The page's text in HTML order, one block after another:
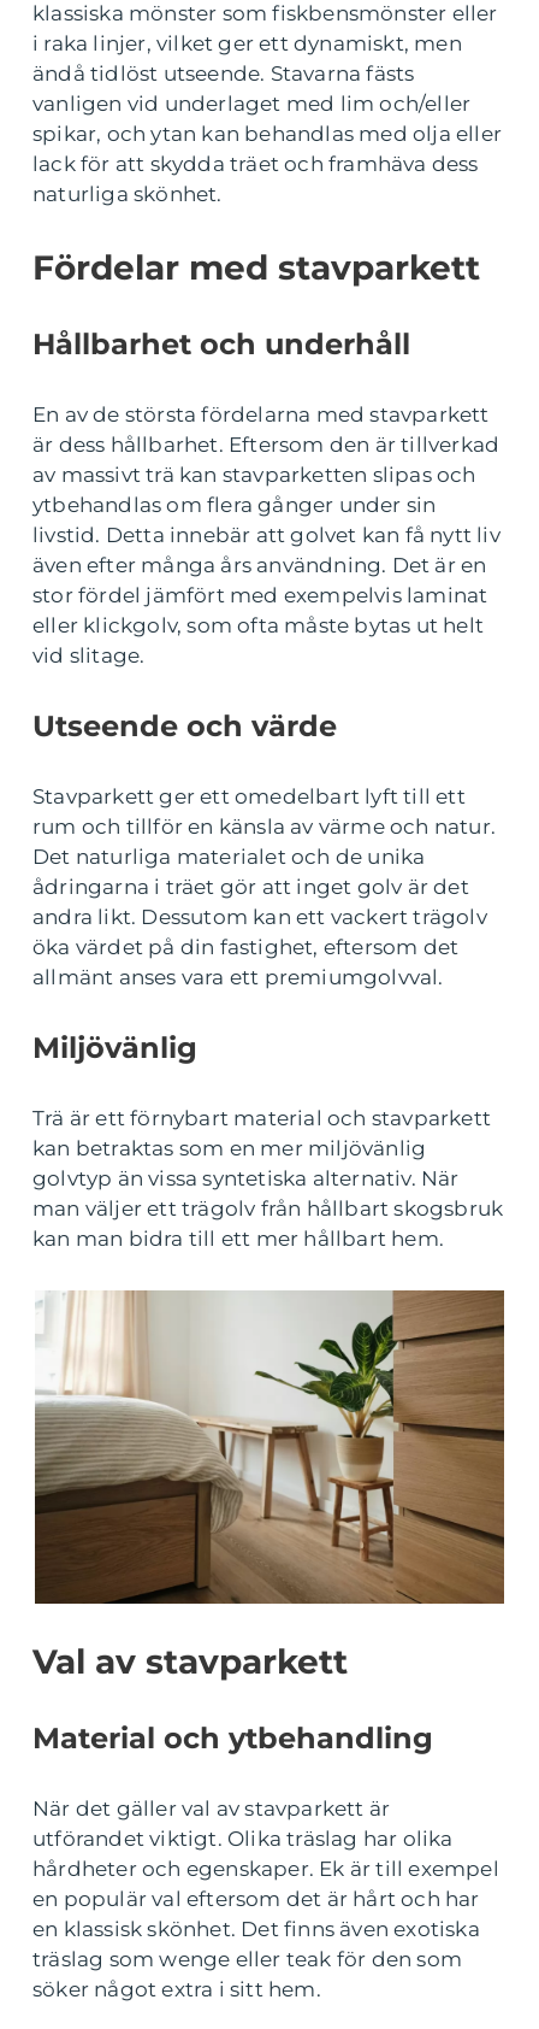
klassiska mönster som fiskbensmönster eller
i raka linjer, vilket ger ett dynamiskt, men
ändå tidlöst utseende. Stavarna fästs
vanligen vid underlaget med lim och/eller
spikar, och ytan kan behandlas med olja eller
lack för att skydda träet och framhäva dess
naturliga skönhet.
Fördelar med stavparkett
Hållbarhet och underhåll
En av de största fördelarna med stavparkett
är dess hållbarhet. Eftersom den är tillverkad
av massivt trä kan stavparketten slipas och
ytbehandlas om flera gånger under sin
livstid. Detta innebär att golvet kan få nytt liv
även efter många års användning. Det är en
stor fördel jämfört med exempelvis laminat
eller klickgolv, som ofta måste bytas ut helt
vid slitage.
Utseende och värde
Stavparkett ger ett omedelbart lyft till ett
rum och tillför en känsla av värme och natur.
Det naturliga materialet och de unika
ådringarna i träet gör att inget golv är det
andra likt. Dessutom kan ett vackert trägolv
öka värdet på din fastighet, eftersom det
allmänt anses vara ett premiumgolvval.
Miljövänlig
Trä är ett förnybart material och stavparkett
kan betraktas som en mer miljövänlig
golvtyp än vissa syntetiska alternativ. När
man väljer ett trägolv från hållbart skogsbruk
kan man bidra till ett mer hållbart hem.
Val av stavparkett
Material och ytbehandling
När det gäller val av stavparkett är
utförandet viktigt. Olika träslag har olika
hårdheter och egenskaper. Ek är till exempel
en populär val eftersom det är hårt och har
en klassisk skönhet. Det finns även exotiska
träslag som wenge eller teak för den som
söker något extra i sitt hem.